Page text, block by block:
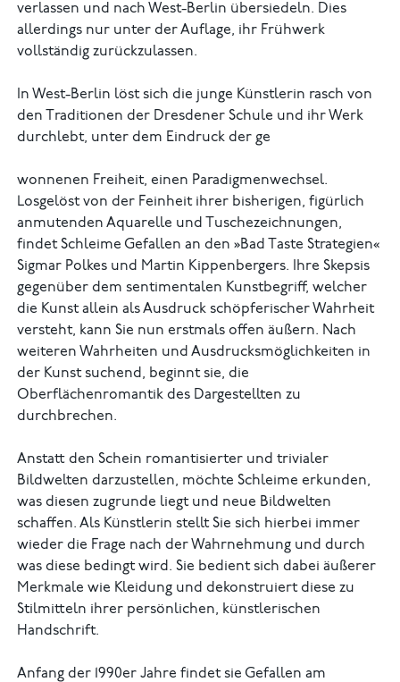
verlassen und nach West-Berlin übersiedeln. Dies
allerdings nur unter der Auflage, ihr Frühwerk
vollständig zurückzulassen.
In West-Berlin löst sich die junge Künstlerin rasch von
den Traditionen der Dresdener Schule und ihr Werk
durchlebt, unter dem Eindruck der ge
wonnenen Freiheit, einen Paradigmenwechsel.
Losgelöst von der Feinheit ihrer bisherigen, figürlich
anmutenden Aquarelle und Tuschezeichnungen,
findet Schleime Gefallen an den »Bad Taste Strategien«
Sigmar Polkes und Martin Kippenbergers. Ihre Skepsis
gegenüber dem sentimentalen Kunstbegriff, welcher
die Kunst allein als Ausdruck schöpferischer Wahrheit
versteht, kann Sie nun erstmals offen äußern. Nach
weiteren Wahrheiten und Ausdrucksmöglichkeiten in
der Kunst suchend, beginnt sie, die
Oberflächenromantik des Dargestellten zu
durchbrechen.
Anstatt den Schein romantisierter und trivialer
Bildwelten darzustellen, möchte Schleime erkunden,
was diesen zugrunde liegt und neue Bildwelten
schaffen. Als Künstlerin stellt Sie sich hierbei immer
wieder die Frage nach der Wahrnehmung und durch
was diese bedingt wird. Sie bedient sich dabei äußerer
Merkmale wie Kleidung und dekonstruiert diese zu
Stilmitteln ihrer persönlichen, künstlerischen
Handschrift.
Anfang der 1990er Jahre findet sie Gefallen am